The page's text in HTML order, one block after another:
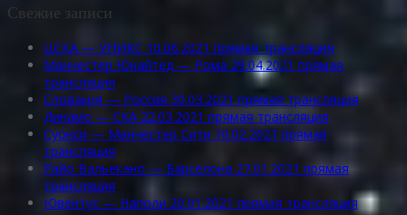
Свежие записи
ЦСКА — УНИКС 10.06.2021 прямая трансляция
Манчестер Юнайтед — Рома 29.04.2021 прямая
трансляция
Словакия — Россия 30.03.2021 прямая трансляция
Динамо — СКА 22.03.2021 прямая трансляция
Суонси — Манчестер Сити 10.02.2021 прямая
трансляция
Райо Вальекано — Барселона 27.01.2021 прямая
трансляция
Ювентус — Наполи 20.01.2021 прямая трансляция